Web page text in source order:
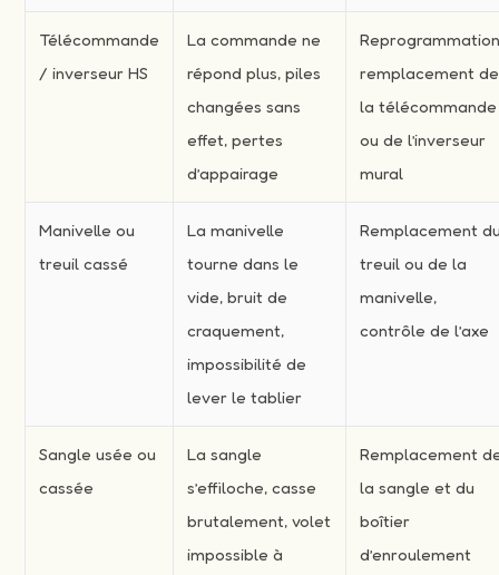
Télécommande
/ inverseur HS
La commande ne
répond plus, piles
changées sans
effet, pertes
d’appairage
remplacement de
la télécommande
ou de l’inverseur
mural
Manivelle ou
treuil cassé
La manivelle
tourne dans le
vide, bruit de
craquement,
impossibilité de
lever le tablier
Remplacement
treuil ou de la
manivelle,
contrôle de l’axe
Sangle usée ou
cassée
La sangle
s’effiloche, casse
brutalement, volet
impossible à
Remplacement
la sangle et du
boîtier
d’enroulement